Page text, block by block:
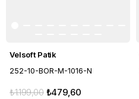
Velsoft Patik
252-10-BOR-M-1016-N
₺479,60
₺1.199,00